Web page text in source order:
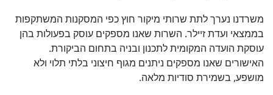
משרדנו נערך לתת שרותי מיקור חוץ כפי המסקנות המשתקפות
בממצאי ועדת זיילר. השרות שאנו מספקים עוסק בפעולות בהן
עוסקת הועדה המקומית לתכנון ובניה בתחום הביקורת.
האישורים שאנו מספקים ניתנים מגוף חיצוני בלתי תלוי ולא
מושפע, בשמירת סודיות מלאה.